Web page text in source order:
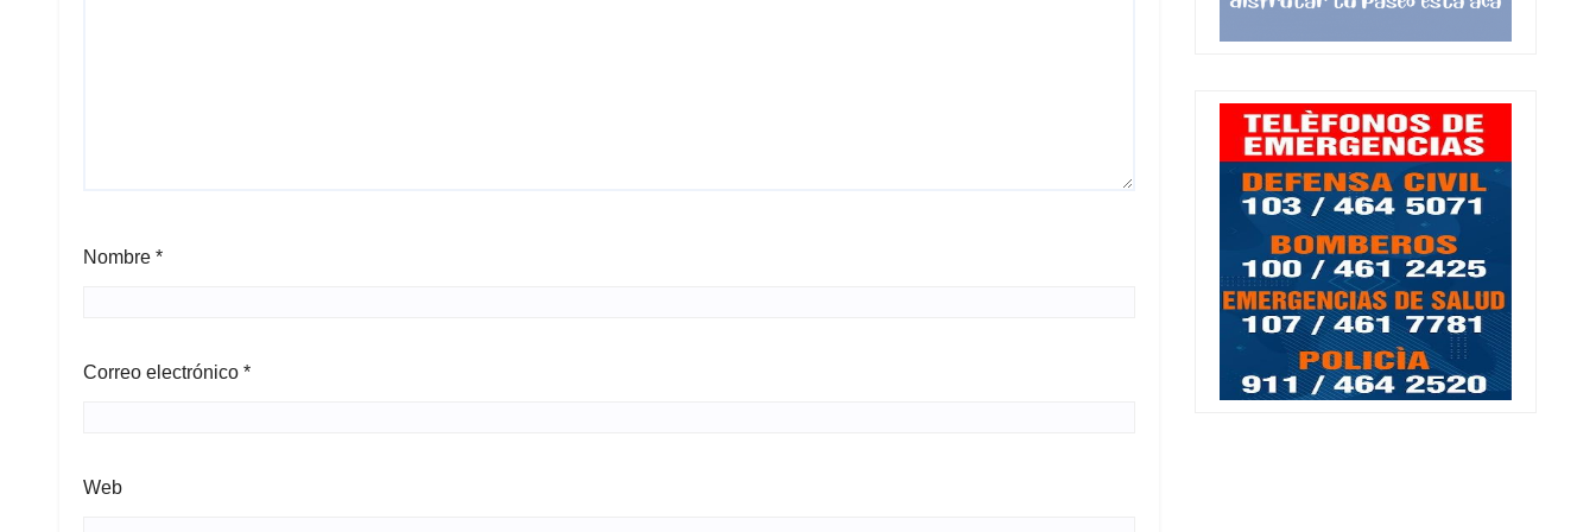
Nombre *
Correo electrónico *
Web